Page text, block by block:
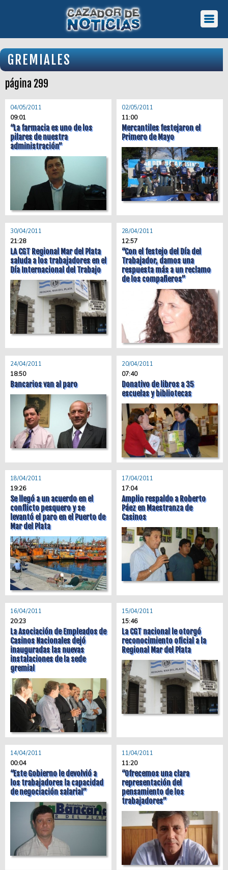
GREMIALES
página 299
04/05/2011
09:01
“La farmacia es uno de los
pilares de nuestra
administración”
02/05/2011
11:00
Mercantiles festejaron el
Primero de Mayo
30/04/2011
21:28
LA CGT Regional Mar del Plata
saluda a los trabajadores en el
Día Internacional del Trabajo
28/04/2011
12:57
“Con el festejo del Día del
Trabajador, damos una
respuesta más a un reclamo
de los compañeros”
24/04/2011
18:50
Bancarios van al paro
20/04/2011
07:40
Donativo de libros a 35
escuelas y bibliotecas
18/04/2011
19:26
Se llegó a un acuerdo en el
conflicto pesquero y se
levantó el paro en el Puerto de
Mar del Plata
17/04/2011
17:04
Amplio respaldo a Roberto
Páez en Maestranza de
Casinos
16/04/2011
20:23
La Asociación de Empleados de
Casinos Nacionales dejó
inauguradas las nuevas
instalaciones de la sede
gremial
15/04/2011
15:46
La CGT nacional le otorgó
reconocimiento oficial a la
Regional Mar del Plata
14/04/2011
00:04
“Este Gobierno le devolvió a
los trabajadores la capacidad
de negociación salarial”
11/04/2011
11:20
“Ofrecemos una clara
representación del
pensamiento de los
trabajadores”